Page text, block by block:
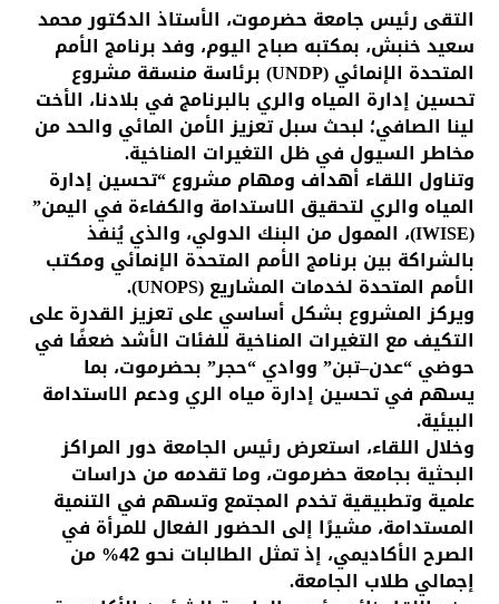
التقى رئيس جامعة حضرموت، الأستاذ الدكتور محمد
سعيد خنبش، بمكتبه صباح اليوم، وفد برنامج الأمم
المتحدة الإنمائي (UNDP) برئاسة منسقة مشروع
تحسين إدارة المياه والري بالبرنامج في بلادنا، الأخت
لينا الصافي؛ لبحث سبل تعزيز الأمن المائي والحد من
مخاطر السيول في ظل التغيرات المناخية.
وتناول اللقاء أهداف ومهام مشروع “تحسين إدارة
المياه والري لتحقيق الاستدامة والكفاءة في اليمن”
(IWISE)، الممول من البنك الدولي، والذي يُنفذ
بالشراكة بين برنامج الأمم المتحدة الإنمائي ومكتب
الأمم المتحدة لخدمات المشاريع (UNOPS).
ويركز المشروع بشكل أساسي على تعزيز القدرة على
التكيف مع التغيرات المناخية للفئات الأشد ضعفًا في
حوضي “عدن–تبن” ووادي “حجر” بحضرموت، بما
يسهم في تحسين إدارة مياه الري ودعم الاستدامة
البيئية.
وخلال اللقاء، استعرض رئيس الجامعة دور المراكز
البحثية بجامعة حضرموت، وما تقدمه من دراسات
علمية وتطبيقية تخدم المجتمع وتسهم في التنمية
المستدامة، مشيرًا إلى الحضور الفعال للمرأة في
الصرح الأكاديمي، إذ تمثل الطالبات نحو 42% من
إجمالي طلاب الجامعة.